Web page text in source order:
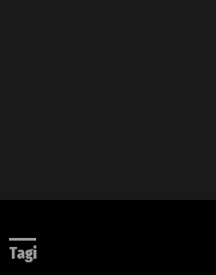
Tagi